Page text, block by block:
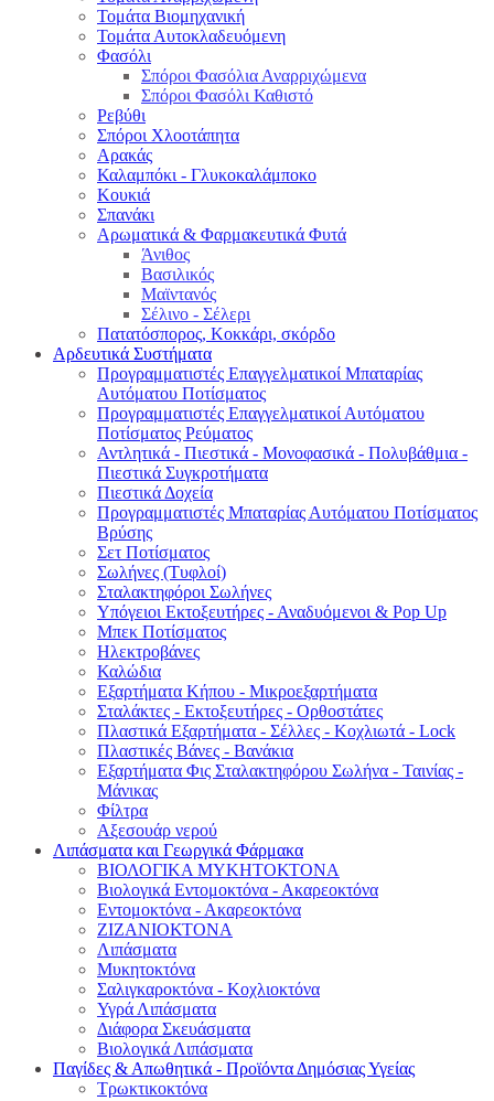
Τομάτα Βιομηχανική
Τομάτα Αυτοκλαδευόμενη
Φασόλι
Σπόροι Φασόλια Αναρριχώμενα
Σπόροι Φασόλι Καθιστό
Ρεβύθι
Σπόροι Χλοοτάπητα
Αρακάς
Καλαμπόκι - Γλυκοκαλάμποκο
Κουκιά
Σπανάκι
Αρωματικά & Φαρμακευτικά Φυτά
Άνιθος
Βασιλικός
Μαϊντανός
Σέλινο - Σέλερι
Πατατόσπορος, Κοκκάρι, σκόρδο
Αρδευτικά Συστήματα
Προγραμματιστές Επαγγελματικοί Μπαταρίας
Αυτόματου Ποτίσματος
Προγραμματιστές Επαγγελματικοί Αυτόματου
Ποτίσματος Ρεύματος
Αντλητικά - Πιεστικά - Μονοφασικά - Πολυβάθμια -
Πιεστικά Συγκροτήματα
Πιεστικά Δοχεία
Προγραμματιστές Μπαταρίας Αυτόματου Ποτίσματος
Βρύσης
Σετ Ποτίσματος
Σωλήνες (Τυφλοί)
Σταλακτηφόροι Σωλήνες
Υπόγειοι Εκτοξευτήρες - Αναδυόμενοι & Pop Up
Μπεκ Ποτίσματος
Ηλεκτροβάνες
Καλώδια
Εξαρτήματα Κήπου - Μικροεξαρτήματα
Σταλάκτες - Εκτοξευτήρες - Ορθοστάτες
Πλαστικά Εξαρτήματα - Σέλλες - Κοχλιωτά - Lock
Πλαστικές Βάνες - Βανάκια
Εξαρτήματα Φις Σταλακτηφόρου Σωλήνα - Ταινίας -
Μάνικας
Φίλτρα
Αξεσουάρ νερού
Λιπάσματα και Γεωργικά Φάρμακα
ΒΙΟΛΟΓΙΚΑ ΜΥΚΗΤΟΚΤΟΝΑ
Βιολογικά Εντομοκτόνα - Ακαρεοκτόνα
Εντομοκτόνα - Ακαρεοκτόνα
ΖΙΖΑΝΙΟΚΤΟΝΑ
Λιπάσματα
Μυκητοκτόνα
Σαλιγκαροκτόνα - Κοχλιοκτόνα
Υγρά Λιπάσματα
Διάφορα Σκευάσματα
Βιολογικά Λιπάσματα
Παγίδες & Απωθητικά - Προϊόντα Δημόσιας Υγείας
Τρωκτικοκτόνα